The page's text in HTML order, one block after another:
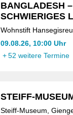
BANGLADESH
SCHWIERIGES
Wohnstift
09.08.26, 10:00 Uhr
+ 52 weitere Termine
STEIFF-
Steiff-Museum,